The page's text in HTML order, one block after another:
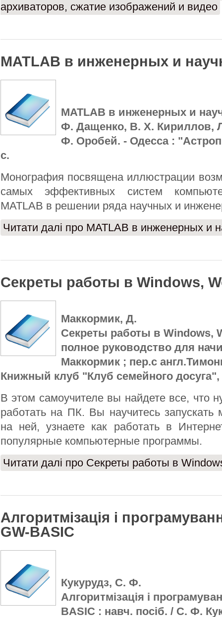
архиваторов, сжатие изображений и видео
MATLAB в инженерных и
MATLAB в инженерных и
Ф. Дащенко, В. Х. Кириллов,
Ф. Оробей. - Одесса :
с.
Монография посвящена иллюстрации
самых эффективных систем
MATLAB в решении ряда научных и
Читати далі про MATLAB в инженерных и
Секреты работы в Windows,
Маккормик, Д.
Секреты работы в Windows,
полное руководство для
Маккормик ; пер.с
Книжный клуб "Клуб семейного досуга",
В этом самоучителе вы найдете все, что
работать на ПК. Вы научитесь запускать
на ней, узнаете как работать в
популярные компьютерные программы.
Читати далі про Секреты работы в
Алгоритмізація і
GW-BASIС
Кукурудз, С. Ф.
Алгоритмізація і
BASIС : навч. посіб. / С. Ф.